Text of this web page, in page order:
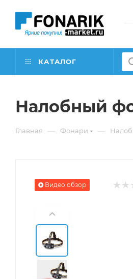
КАТАЛОГ
Налобный
Главная — Фонари —
Видео обзор